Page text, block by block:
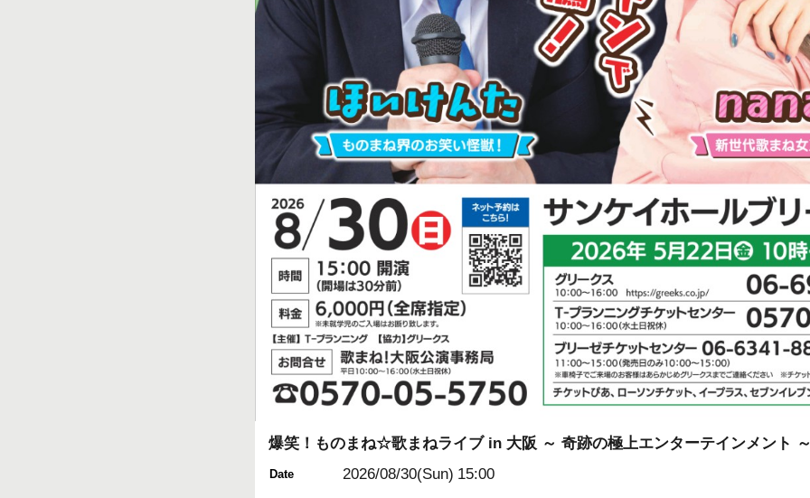
爆笑！ものまね☆歌まねライブ in 大阪 ～ 奇跡の極上エンターテインメント
Date 2026/08/30(Sun) 15:00